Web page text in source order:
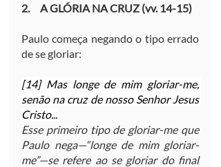
2.     A GLÓRIA NA CRUZ (vv. 14-15)
Paulo começa negando o tipo errado
de se gloriar:
[14] Mas longe de mim gloriar-me,
senão na cruz de nosso Senhor Jesus
Cristo...
Esse primeiro tipo de gloriar-me que
Paulo nega—“longe de mim gloriar-
me”—se refere ao se gloriar do final